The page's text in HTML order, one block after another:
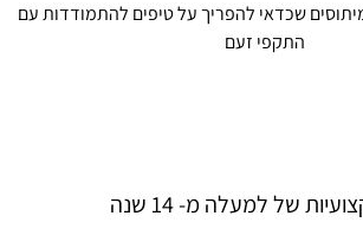
מיתוסים שכדאי להפריך על טיפים להתמודדות עם
התקפי זעם
של למעלה מ- 14 שנה